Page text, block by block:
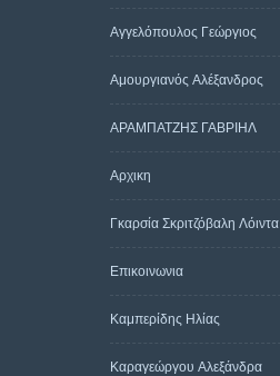
Αγγελόπουλος Γεώργιος
Αμουργιανός Αλέξανδρος
ΑΡΑΜΠΑΤΖΗΣ ΓΑΒΡΙΗΛ
Αρχικη
Γκαρσία Σκριτζόβαλη Λόιντα
Επικοινωνια
Καμπερίδης Ηλίας
Καραγεώργου Αλεξάνδρα